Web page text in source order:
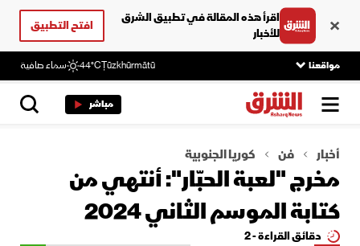
اقرأ هذه المقالة في تطبيق الشرق
للأخبار
افتح التطبيق
مواقعنا Ţūzkhūrmātū
44°C سماء صافية
مباشر
أخبار فن كوريا الجنوبية
مخرج "لعبة الحبّار": أنتهي من
كتابة الموسم الثاني 2024
دقائق القراءة - 2